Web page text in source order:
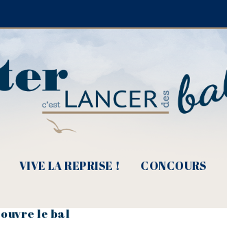
VIVE LA REPRISE ! CONCOURS
ouvre le bal